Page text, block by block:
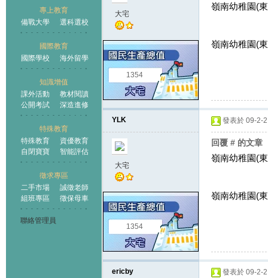
專上教育
備戰大學
選科選校
國際教育
國際學校
海外留學
知識增值
課外活動
教材閱讀
公開考試
深造進修
特殊教育
特殊教育
資優教育
自閉寶寶
智能評估
徵求專區
二手市場
誠徵老師
組班專區
徵保母車
聯絡管理員
大宅
1354
嶺南幼稚園(
嶺南幼稚園(
YLK
大宅
1354
發表於 09-2-
回覆 # 的文章
嶺南幼稚園(
嶺南幼稚園(
ericby 發表於 09-2-